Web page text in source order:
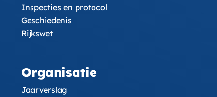
Inspecties en protocol
Geschiedenis
Rijkswet
Organisatie
Jaarverslag